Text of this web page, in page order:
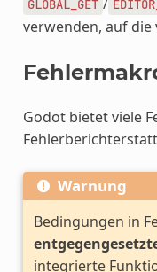
GLOBAL_GET
verwenden, auf die
Godot bietet viele
Warnung
Bedingungen in
integrierte